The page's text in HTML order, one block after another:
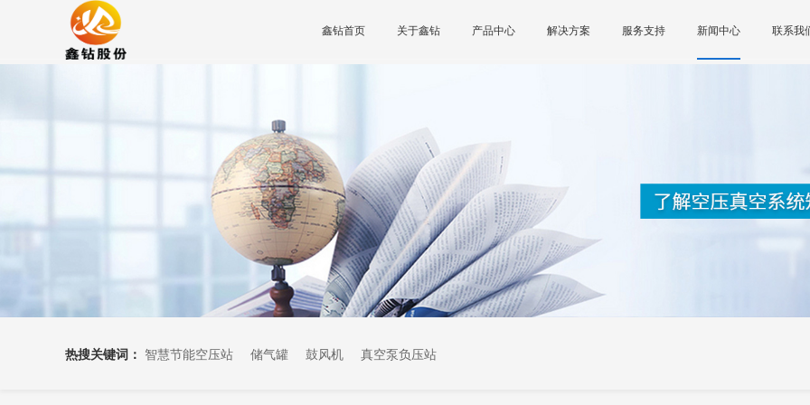
鑫钻首页 关于鑫钻 产品中心 解决方案 服务支持 新闻中心 联系我
热搜关键词： 智慧节能空压站 储气罐 鼓风机 真空泵负压站